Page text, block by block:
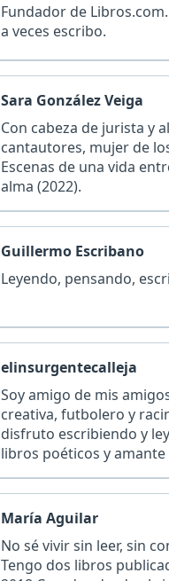
Fundador de
a veces escribo.
Sara González Veiga
Con cabeza de jurista y
cantautores, mujer de
Escenas de una vida
alma (2022).
Guillermo Escribano
Leyendo, pensando,
elinsurgentecalleja
Soy amigo de mis
creativa, futbolero y
disfruto escribiendo y
libros poéticos y
María Aguilar
No sé vivir sin leer, sin
Tengo dos libros